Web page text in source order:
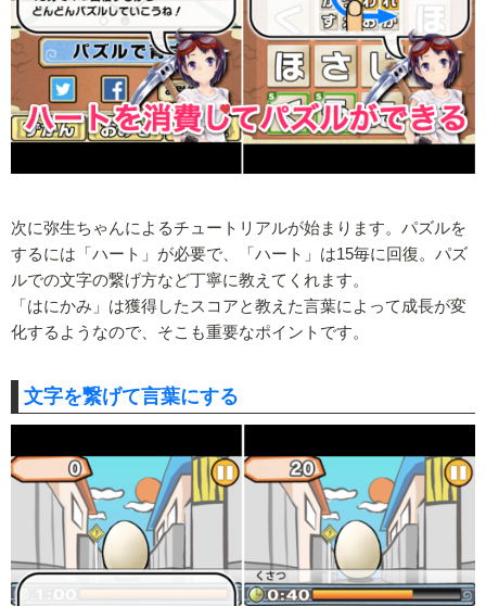
次に弥生ちゃんによるチュートリアルが始まります。パズルを
するには「ハート」が必要で、「ハート」は15毎に回復。パズ
ルでの文字の繋げ方など丁寧に教えてくれます。
「はにかみ」は獲得したスコアと教えた言葉によって成長が変
化するようなので、そこも重要なポイントです。
文字を繋げて言葉にする